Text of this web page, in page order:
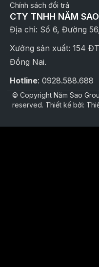
Chính sách đổi trả
CTY TNHH NĂM
Địa chỉ: Số 6, Đường
Xưởng sản xuất: 154
Đồng Nai.
Hotline: 0928.588.688
© Copyright Năm Sao
reserved. Thiết kế bởi: